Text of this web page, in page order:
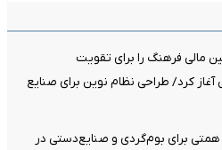
مالی فرهنگ را برای تقویت
کرد/ طراحی نظام نوین برای صنایع
اختصاص تسهیلات بیش از ۱۲ همتی برای بوم‌گردی و صنایع‌دستی در